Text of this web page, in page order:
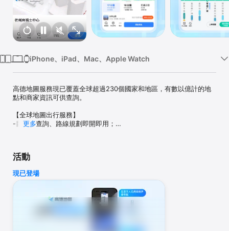
iPhone、iPad、Mac、Apple Watch
高德地圖服務現已覆蓋全球超過230個國家和地區，有數以億計的地
點和商家資訊可供查詢。
【全球地圖出行服務】
-目的地查詢、路線規劃即開即用；
-提供港澳巴士、地鐵、揸車、貨車、行路、電單車、新能源等多種出
行方式的智能路線規劃及即時導航。
-根據即時交通狀況，提供避塞方案；行車中車道提示、複雜路口放大
呈現、交通燈轉燈倒數，助你更快抵達目的地。
更多
活動
現已登場